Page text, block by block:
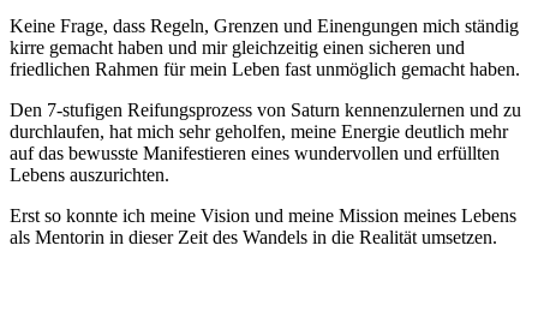
Keine Frage, dass Regeln, Grenzen und Einengungen mich ständig
kirre gemacht haben und mir gleichzeitig einen sicheren und
friedlichen Rahmen für mein Leben fast unmöglich gemacht haben.
Den 7-stufigen Reifungsprozess von Saturn kennenzulernen und zu
durchlaufen, hat mich sehr geholfen, meine Energie deutlich mehr
auf das bewusste Manifestieren eines wundervollen und erfüllten
Lebens auszurichten.
Erst so konnte ich meine Vision und meine Mission meines Lebens
als Mentorin in dieser Zeit des Wandels in die Realität umsetzen.